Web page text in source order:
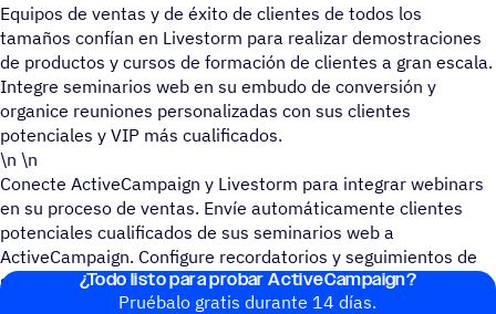
Equipos de ventas y de éxito de clientes de todos los
tamaños confían en Livestorm para realizar demostraciones
de productos y cursos de formación de clientes a gran escala.
Integre seminarios web en su embudo de conversión y
organice reuniones personalizadas con sus clientes
potenciales y VIP más cualificados.
\n \n
Conecte ActiveCampaign y Livestorm para integrar webinars
en su proceso de ventas. Envíe automáticamente clientes
potenciales cualificados de sus seminarios web a
ActiveCampaign. Configure recordatorios y seguimientos de
seminarios web de la forma que desee con ActiveCampaign.
¿Todo listo para probar ActiveCampaign?
Pruébalo gratis durante 14 días.